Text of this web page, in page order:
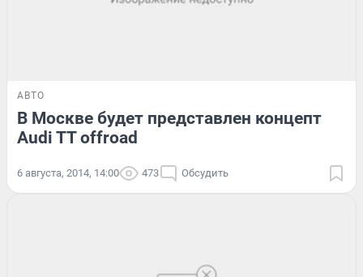
АВТО
В Москве будет представлен концепт
Audi TT offroad
6 августа, 2014, 14:00 473 Обсудить